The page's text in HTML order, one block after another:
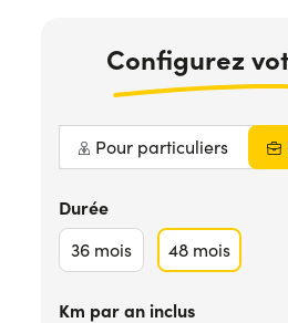
Configurez
Pour particuliers
Durée
36 mois 48 mois
Km par an inclus